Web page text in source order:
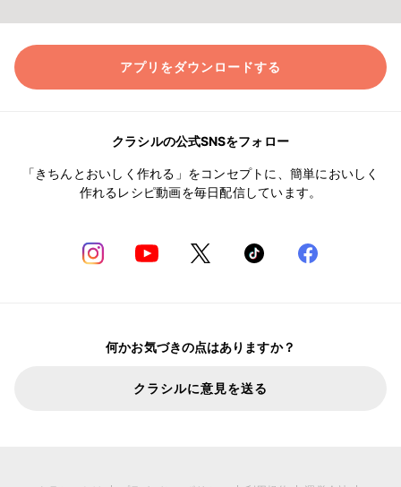
アプリをダウンロードする
クラシルの公式SNSをフォロー
「きちんとおいしく作れる」をコンセプトに、簡単においしく
作れるレシピ動画を毎日配信しています。
何かお気づきの点はありますか？
クラシルに意見を送る